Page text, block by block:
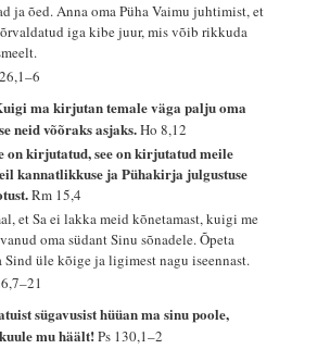
ja õed. Anna oma Püha Vaimu juhtimist, et
iga kibe juur, mis võib rikkuda
ma kirjutan temale väga palju oma
neid võõraks asjaks.Ho 8,12
on kirjutatud, see on kirjutatud meile
kannatlikkuse ja Pühakirja julgustuse
Rm 15,4
et Sa ei lakka meid kõnetamast, kuigi me
oma südant Sinu sõnadele. Õpeta
Sind üle kõige ja ligimest nagu iseennast.
sügavusist hüüan ma sinu poole,
mu häält!Ps 130,1–2